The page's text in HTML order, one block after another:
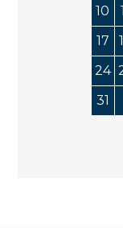
10
17
24
31